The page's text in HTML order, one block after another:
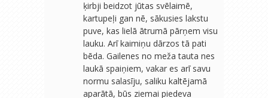
ķirbji beidzot jūtas svēlaimē,
kartupeļi gan nē, sākusies lakstu
puve, kas lielā ātrumā pārņem visu
lauku. Arī kaimiņu dārzos tā pati
bēda. Gailenes no meža tauta nes
laukā spaiņiem, vakar es arī savu
normu salasīju, saliku kaltējamā
aparātā, būs ziemai piedeva